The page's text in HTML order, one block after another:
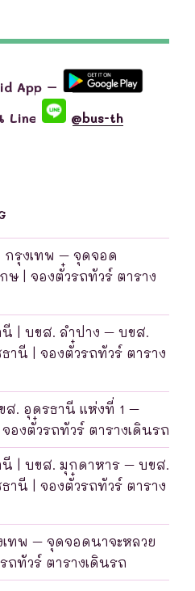
App –
Line
@bus-th
รุงเทพ – จุดจอด
| จองตั๋วรถทัวร์ ตาราง
| บขส. ลำปาง – บขส.
านี | จองตั๋วรถทัวร์ ตาราง
ส. อุดรธานี แห่งที่ 1 –
องตั๋วรถทัวร์ ตารางเดินรถ
| บขส. มุกดาหาร – บขส.
านี | จองตั๋วรถทัวร์ ตาราง
ทพ – จุดจอดนาจะหลวย
ถทัวร์ ตารางเดินรถ